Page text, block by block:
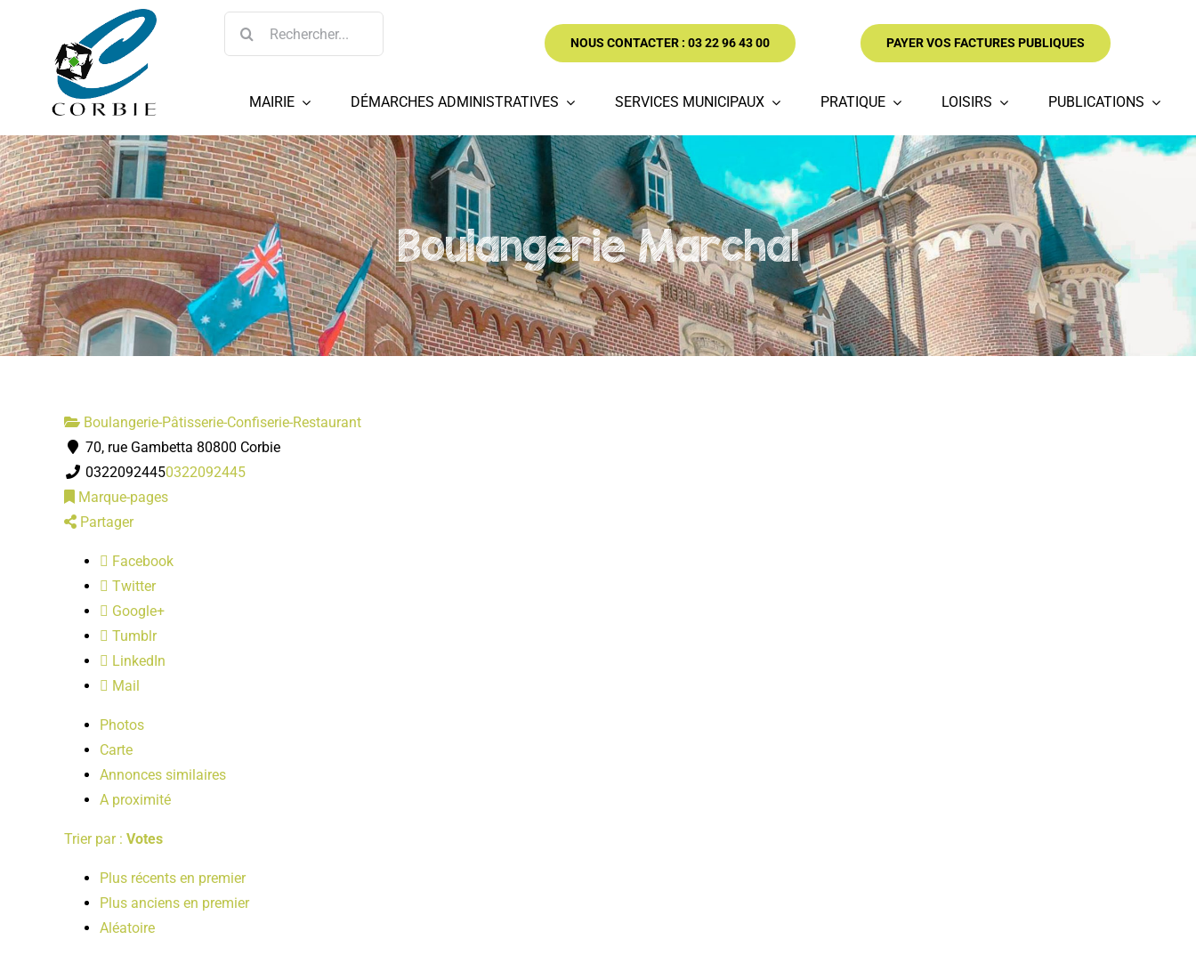
Rechercher:
NOUS CONTACTER : 03 22 96 43 00 PAYER VOS FACTURES PUBLIQUES
MAIRIE DÉMARCHES ADMINISTRATIVES SERVICES MUNICIPAUX PRATIQUE LOISIRS PUBLICATIONS
Boulangerie Marchal
Boulangerie-Pâtisserie-Confiserie-Restaurant
70, rue Gambetta 80800 Corbie
03220924450322092445
Marque-pages
Partager
Facebook
Twitter
Google+
Tumblr
LinkedIn
Mail
Photos
Carte
Annonces similaires
A proximité
Trier par : Votes
Plus récents en premier
Plus anciens en premier
Aléatoire